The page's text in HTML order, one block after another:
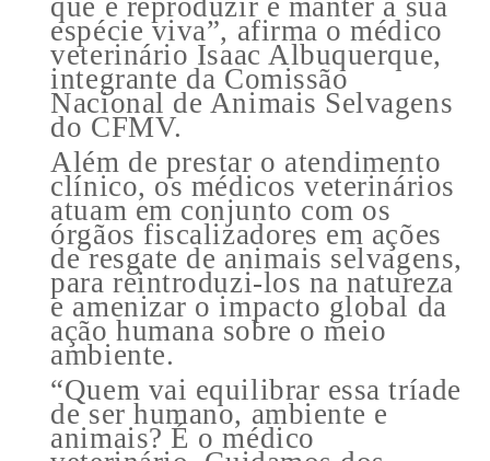
espécie viva”, afirma o médico
veterinário Isaac Albuquerque,
integrante da Comissão
Nacional de Animais Selvagens
do CFMV.
Além de prestar o atendimento
clínico, os médicos veterinários
atuam em conjunto com os
órgãos fiscalizadores em ações
de resgate de animais selvagens,
para reintroduzi-los na natureza
e amenizar o impacto global da
ação humana sobre o meio
ambiente.
“Quem vai equilibrar essa tríade
de ser humano, ambiente e
animais? É o médico